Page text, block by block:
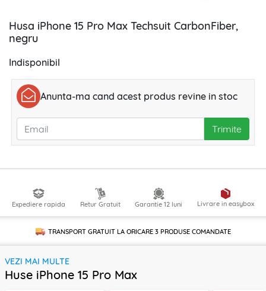
Husa iPhone 15 Pro Max Techsuit CarbonFiber,
negru
Indisponibil
Anunta-ma cand acest produs revine in stoc
Trimite
Expediere rapida Retur Gratuit Garantie 12 luni Livrare in easybox
TRANSPORT GRATUIT LA ORICARE 3 PRODUSECOMANDATE
VEZI MAI MULTE
Huse iPhone 15 Pro Max